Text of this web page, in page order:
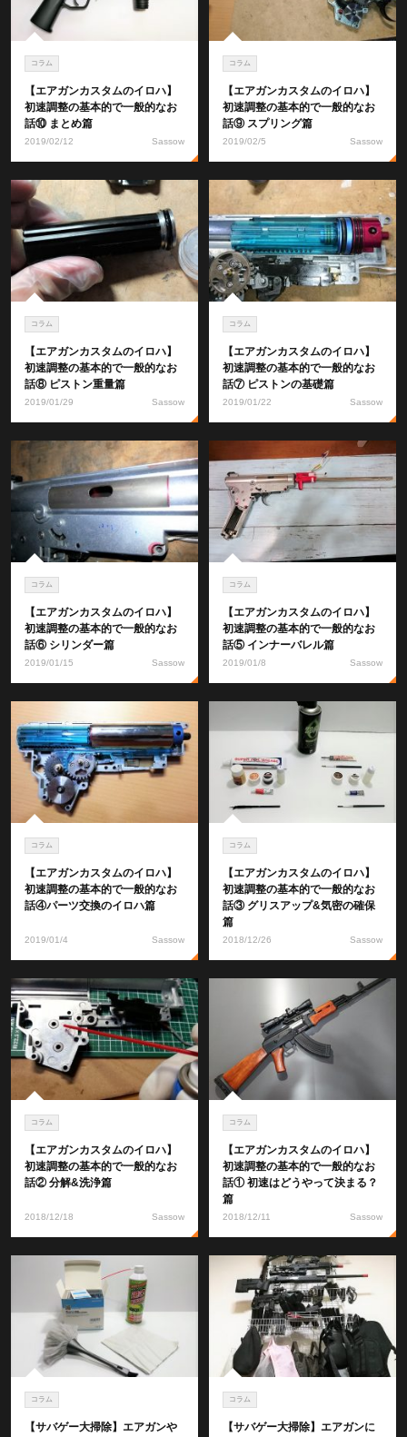
コラム
【エアガンカスタムのイロハ】
初速調整の基本的で一般的なお
話⑩ まとめ篇
2019/02/12 Sassow
コラム
【エアガンカスタムのイロハ】
初速調整の基本的で一般的なお
話⑨ スプリング篇
2019/02/5 Sassow
コラム
【エアガンカスタムのイロハ】
初速調整の基本的で一般的なお
話⑧ ピストン重量篇
2019/01/29 Sassow
コラム
【エアガンカスタムのイロハ】
初速調整の基本的で一般的なお
話⑦ ピストンの基礎篇
2019/01/22 Sassow
コラム
【エアガンカスタムのイロハ】
初速調整の基本的で一般的なお
話⑥ シリンダー篇
2019/01/15 Sassow
コラム
【エアガンカスタムのイロハ】
初速調整の基本的で一般的なお
話⑤ インナーバレル篇
2019/01/8 Sassow
コラム
【エアガンカスタムのイロハ】
初速調整の基本的で一般的なお
話④パーツ交換のイロハ篇
2019/01/4 Sassow
コラム
【エアガンカスタムのイロハ】
初速調整の基本的で一般的なお
話③ グリスアップ&気密の確保
篇
2018/12/26 Sassow
コラム
【エアガンカスタムのイロハ】
初速調整の基本的で一般的なお
話② 分解&洗浄篇
2018/12/18 Sassow
コラム
【エアガンカスタムのイロハ】
初速調整の基本的で一般的なお
話① 初速はどうやって決まる？
篇
2018/12/11 Sassow
コラム
【サバゲー大掃除】エアガンや
コラム
【サバゲー大掃除】エアガンに